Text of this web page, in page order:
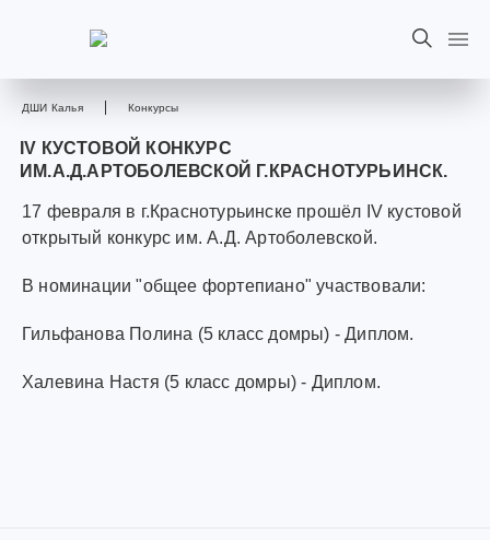
ДШИ Калья Конкурсы
IV КУСТОВОЙ КОНКУРС
ИМ.А.Д.АРТОБОЛЕВСКОЙ Г.КРАСНОТУРЬИНСК.
17 февраля в г.Краснотурьинске прошёл IV кустовой
открытый конкурс им. А.Д. Артоболевской.
В номинации "общее фортепиано" участвовали:
Гильфанова Полина (5 класс домры) - Диплом.
Халевина Настя (5 класс домры) - Диплом.